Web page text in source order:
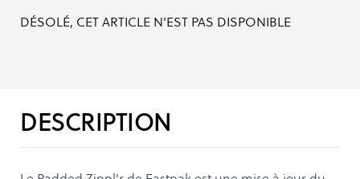
DÉSOLÉ, CET ARTICLE N'EST PAS DISPONIBLE
DESCRIPTION